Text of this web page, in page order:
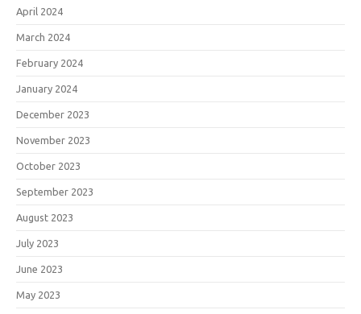
April 2024
March 2024
February 2024
January 2024
December 2023
November 2023
October 2023
September 2023
August 2023
July 2023
June 2023
May 2023